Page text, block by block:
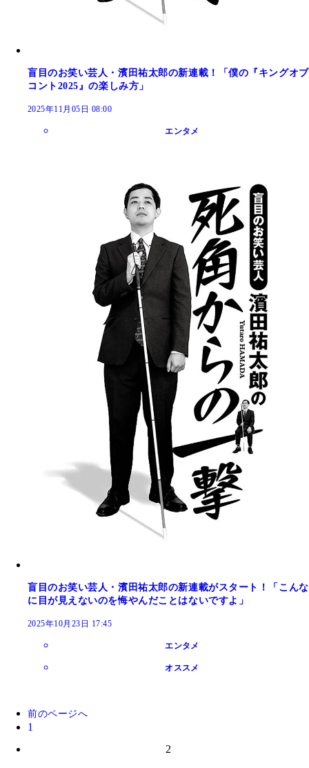
盲目のお笑い芸人・濱田祐太郎の新連載！「僕の『キングオブ
コント2025』の楽しみ方」
2025年11月05日 08:00
エンタメ
盲目のお笑い芸人・濱田祐太郎の新連載がスタート！「こんな
に目が見えないのを悔やんだことはないですよ」
2025年10月23日 17:45
エンタメ
オススメ
前のページへ
1
2